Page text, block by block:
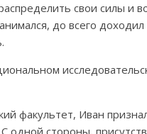
свои силы и
до всего доходил
факультет, Иван